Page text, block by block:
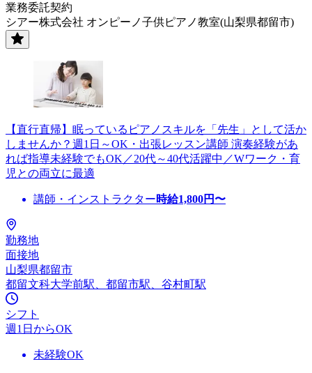
業務委託契約
シアー株式会社 オンピーノ子供ピアノ教室(山梨県都留市)
【直行直帰】眠っているピアノスキルを「先生」として活か
しませんか？週1日～OK・出張レッスン講師 演奏経験があ
れば指導未経験でもOK／20代～40代活躍中／Wワーク・育
児との両立に最適
講師・インストラクター時給1,800円〜
勤務地
面接地
山梨県都留市
都留文科大学前駅、都留市駅、谷村町駅
シフト
週1日からOK
未経験OK